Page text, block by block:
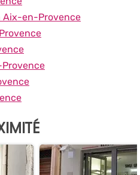
Aix-en-Provence